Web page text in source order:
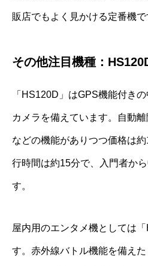
販店でもよく見かける定番機で
その他注目機種：
「HS120D」はGPS機能付き
カメラを備えています。自動
などの機能がありつつ価格は
行時間は約15分で、入門者か
す。
屋内用のエンタメ機としては
す。赤外線バトル機能を備え